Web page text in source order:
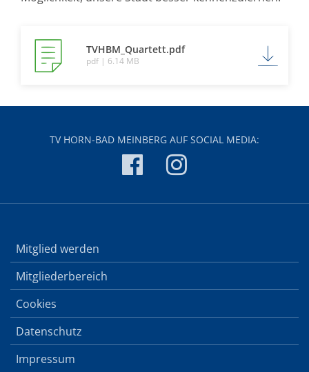
TVHBM_Quartett.pdf
pdf | 6.14 MB
TV HORN-BAD MEINBERG AUF SOCIAL MEDIA:
Mitglied werden
Mitgliederbereich
Cookies
Datenschutz
Impressum